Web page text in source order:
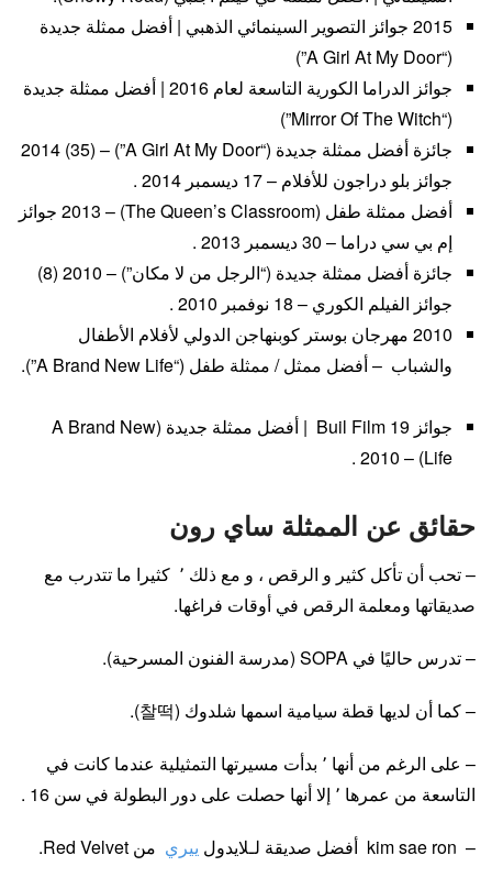
2015 جوائز التصوير السينمائي الذهبي | أفضل ممثلة جديدة
(“A Girl At My Door”)
جوائز الدراما الكورية التاسعة لعام 2016 | أفضل ممثلة جديدة
(“Mirror Of The Witch”)
جائزة أفضل ممثلة جديدة (“A Girl At My Door”) – 2014 (35)
جوائز بلو دراجون للأفلام – 17 ديسمبر 2014 .
أفضل ممثلة طفل (The Queen’s Classroom) – 2013 جوائز
إم بي سي دراما – 30 ديسمبر 2013 .
جائزة أفضل ممثلة جديدة (“الرجل من لا مكان”) – 2010 (8)
جوائز الفيلم الكوري – 18 نوفمبر 2010 .
2010 مهرجان بوستر كوبنهاجن الدولي لأفلام الأطفال
والشباب – أفضل ممثل / ممثلة طفل (“A Brand New Life”).
جوائز Buil Film 19 | أفضل ممثلة جديدة (A Brand New
Life) – 2010 .
حقائق عن الممثلة ساي رون
– تحب أن تأكل كثير و الرقص ، و مع ذلك ٬ كثيرا ما تتدرب مع
صديقاتها ومعلمة الرقص في أوقات فراغها.
– تدرس حاليًا في SOPA (مدرسة الفنون المسرحية).
– كما أن لديها قطة سيامية اسمها شلدوك (찰떡).
– على الرغم من أنها ٬ بدأت مسيرتها التمثيلية عندما كانت في
التاسعة من عمرها ٬ إلا أنها حصلت على دور البطولة في سن 16 .
– kim sae ron أفضل صديقة لـلايدول ييري من Red Velvet.